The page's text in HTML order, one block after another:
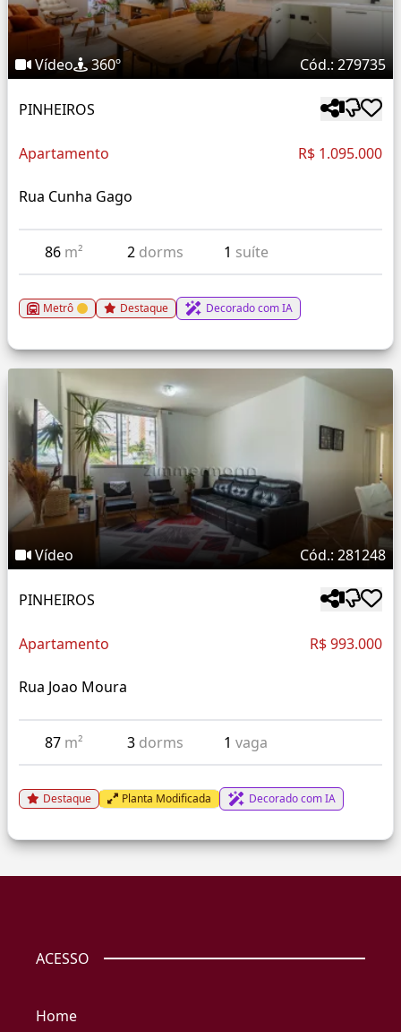
Vídeo 360º Cód.: 279735
PINHEIROS
Apartamento R$ 1.095.000
Rua Cunha Gago
86 m² 2 dorms 1 suíte
Metrô Destaque Decorado com IA
Vídeo Cód.: 281248
PINHEIROS
Apartamento R$ 993.000
Rua Joao Moura
87 m² 3 dorms 1vaga
Destaque Planta Modificada Decorado com IA
ACESSO
Home